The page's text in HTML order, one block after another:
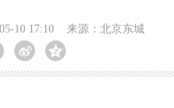
10 17:10
来源：北京东城